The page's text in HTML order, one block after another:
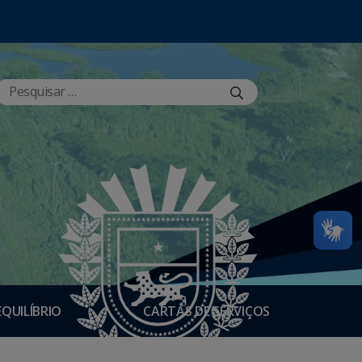
CARTAS DE SERVIÇOS